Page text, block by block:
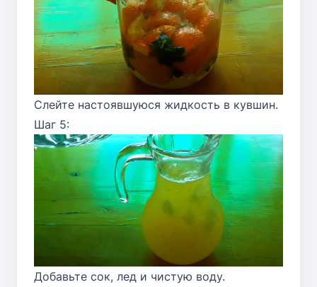
Слейте настоявшуюся жидкость в кувшин.
Шаг 5:
Добавьте сок, лед и чистую воду.